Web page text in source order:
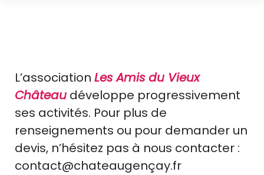
L’association Les Amis du Vieux
Château développe progressivement
ses activités. Pour plus de
renseignements ou pour demander un
devis, n’hésitez pas à nous contacter :
contact@chateaugençay.fr